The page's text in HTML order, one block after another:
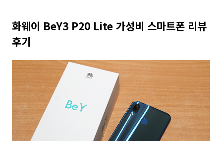
화웨이 BeY3 P20 Lite 가성비 스마트폰 리뷰
후기